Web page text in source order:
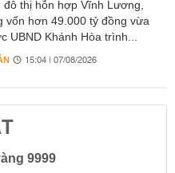
đô thị hỗn hợp Vĩnh Lương,
vốn hơn 49.000 tỷ đồng vừa
UBND Khánh Hòa trình...
15:04 | 07/08/2026
9999